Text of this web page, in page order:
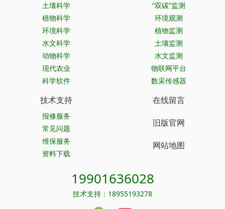
土壤科学
植物科学
环境科学
水文科学
动物科学
现代农业
科学软件
“双碳”监测
环境观测
植物监测
土壤监测
水文监测
物联网平台
数采传感器
技术支持
报修服务
常见问题
维保服务
资料下载
在线留言
旧版官网
网站地图
19901636028
技术支持：18955193278